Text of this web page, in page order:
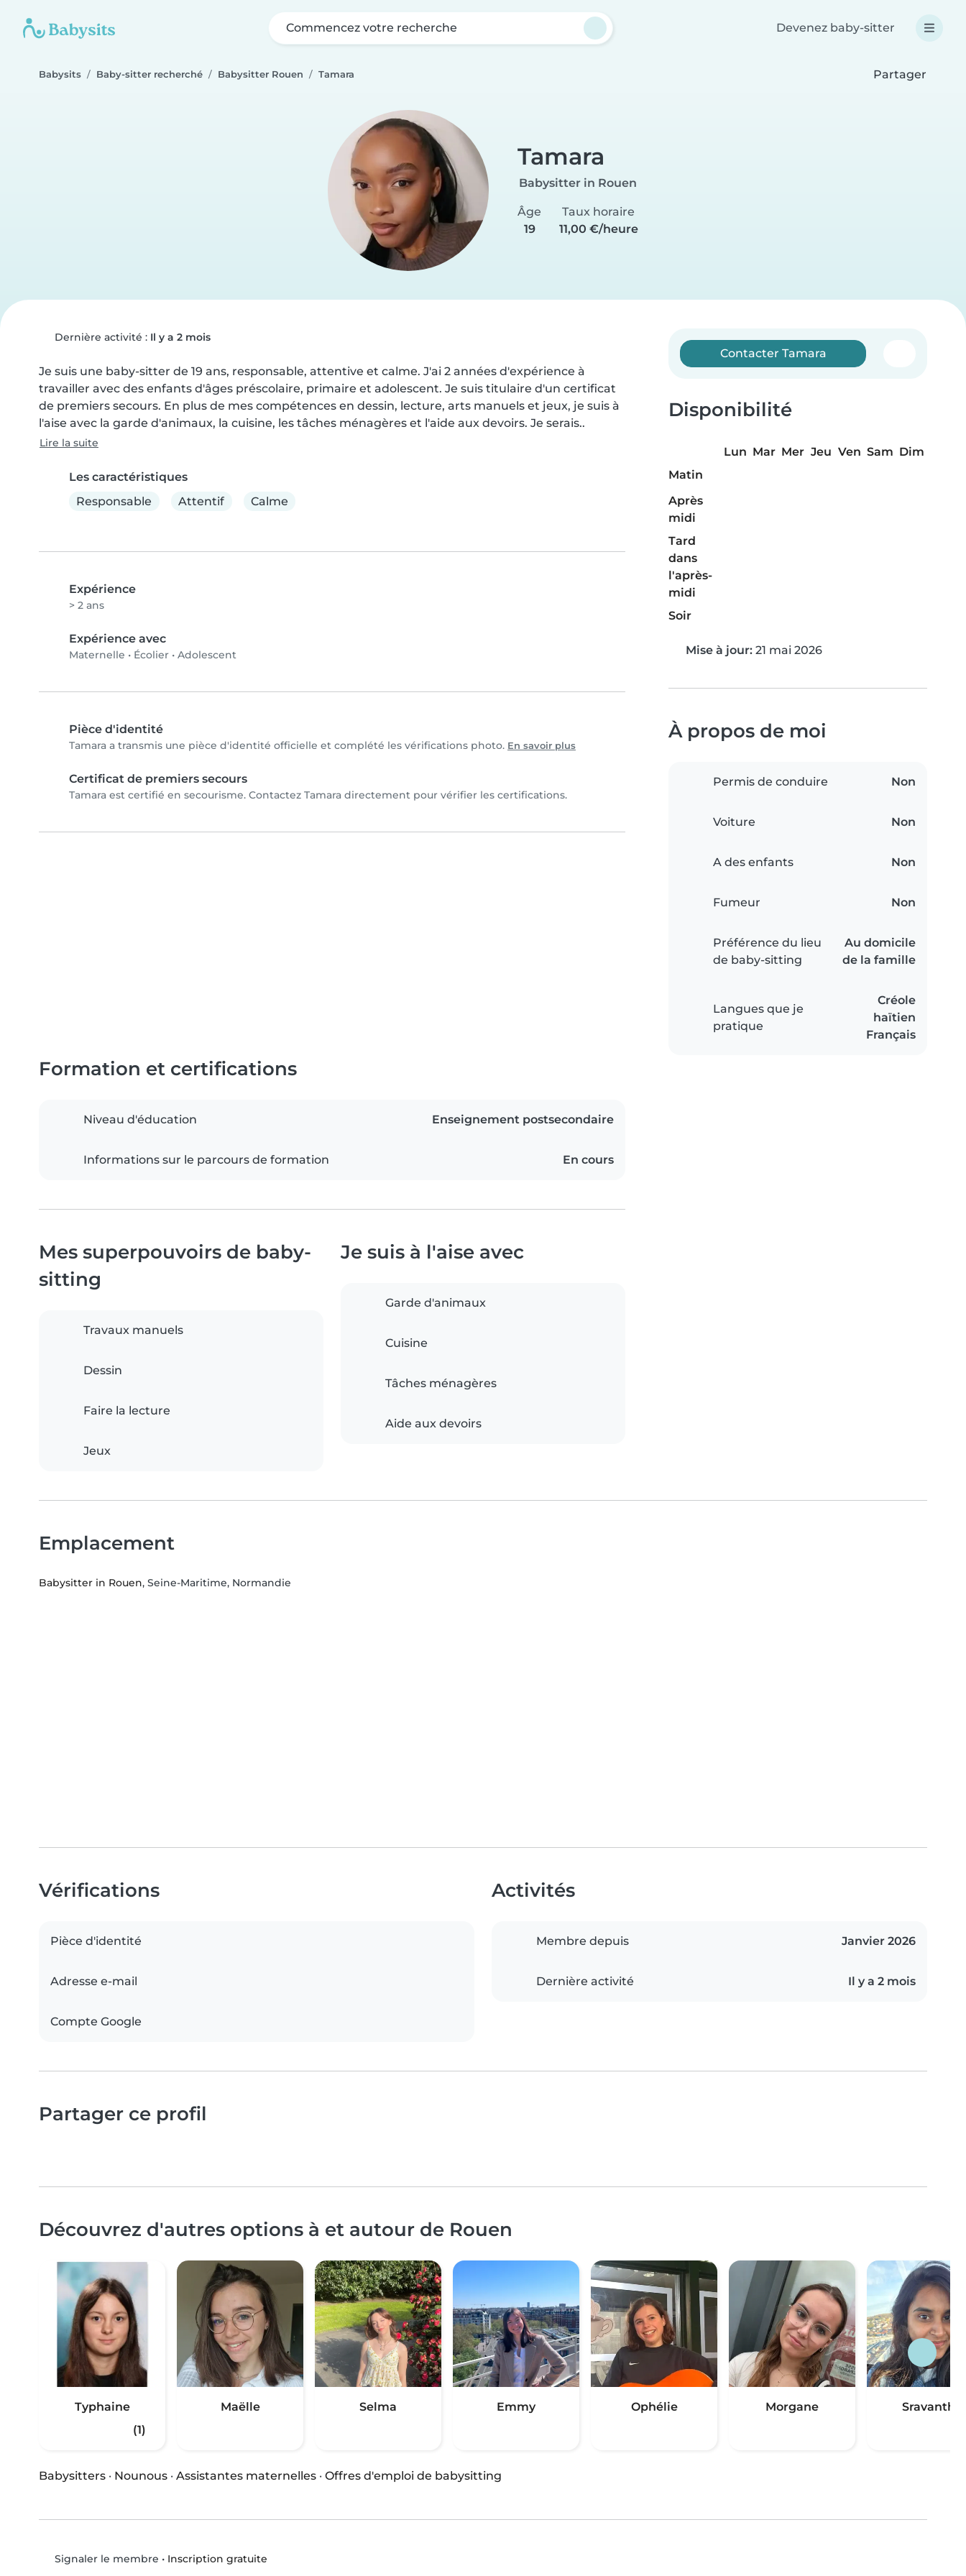
Commencez votre recherche Devenez baby-sitter
Babysits Baby-sitter recherché Babysitter Rouen Tamara Partager
Tamara
Babysitter in Rouen
Âge
19
Taux horaire
11,00 €/heure
Dernière activité : Il y a 2 mois
Je suis une baby-sitter de 19 ans, responsable, attentive et calme. J'ai 2 années d'expérience à
travailler avec des enfants d'âges préscolaire, primaire et adolescent. Je suis titulaire d'un certificat
de premiers secours. En plus de mes compétences en dessin, lecture, arts manuels et jeux, je suis à
l'aise avec la garde d'animaux, la cuisine, les tâches ménagères et l'aide aux devoirs. Je serais..
Lire la suite
Les caractéristiques
Responsable
Attentif Calme
Expérience
> 2 ans
Expérience avec
Maternelle • Écolier • Adolescent
Pièce d'identité
Tamara a transmis une pièce d'identité officielle et complété les vérifications photo. En savoir plus
Certificat de premiers secours
Tamara est certifié en secourisme. Contactez Tamara directement pour vérifier les certifications.
Contacter Tamara
Disponibilité
Lun Mar Mer Jeu Ven Sam Dim
Matin
Après
midi
Tard
dans
l'après-
midi
Soir
Mise à jour: 21 mai 2026
À propos de moi
Permis de conduire Non
Voiture Non
A des enfants Non
Fumeur Non
Préférence du lieu
de baby-sitting
Au domicile
de la famille
Langues que je
pratique
Créole
haïtien
Français
Formation et certifications
Niveau d'éducation Enseignement postsecondaire
Informations sur le parcours de formation En cours
Mes superpouvoirs de baby-
sitting
Travaux manuels
Dessin
Faire la lecture
Jeux
Je suis à l'aise avec
Garde d'animaux
Cuisine
Tâches ménagères
Aide aux devoirs
Emplacement
Babysitter in Rouen, Seine-Maritime, Normandie
Vérifications
Pièce d'identité
Adresse e-mail
Compte Google
Activités
Membre depuis Janvier 2026
Dernière activité Il y a 2 mois
Partager ce profil
Découvrez d'autres options à et autour de Rouen
Typhaine
(1)
Maëlle Selma Emmy Ophélie Morgane Sravanthi
Babysitters · Nounous · Assistantes maternelles · Offres d'emploi de babysitting
Signaler le membre • Inscription gratuite